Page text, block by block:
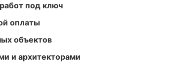
под ключ
оплаты
объектов
и архитекторами